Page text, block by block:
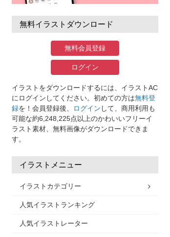
無料イラストダウンロード
無料会員登録
ログイン
イラストをダウンロードするには、イラストAC
にログインしてください。初めての方は無料登
録を！会員登録後、 ログイン して、商用利用も
可能な約6,248,225点以上のかわいいフリーイ
ラスト素材、無料画像がダウンロードできま
す。
イラストメニュー
イラストカテゴリー
人気イラストランキング
人気イラストレーター